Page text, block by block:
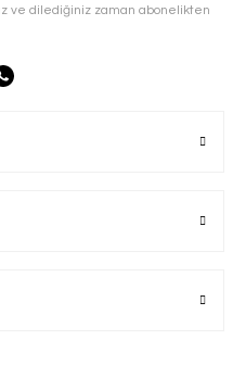
ve dilediğiniz zaman abonelikten